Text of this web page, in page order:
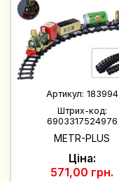
Артикул: 183994
Штрих-код:
6903317524976
METR-PLUS
Ціна:
571,00 грн.